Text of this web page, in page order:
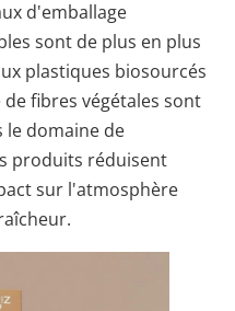
d'emballage
sont de plus en plus
plastiques biosourcés
fibres végétales sont
le domaine de
produits réduisent
sur l'atmosphère